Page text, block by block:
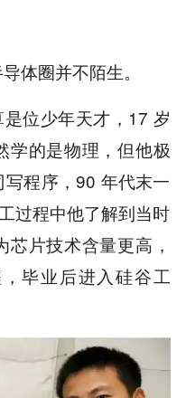
体圈并不陌生。
位少年天才，17 岁
学的是物理，但他极
程序，90 年代末一
过程中他了解到当时
片技术含量更高，
毕业后进入硅谷工